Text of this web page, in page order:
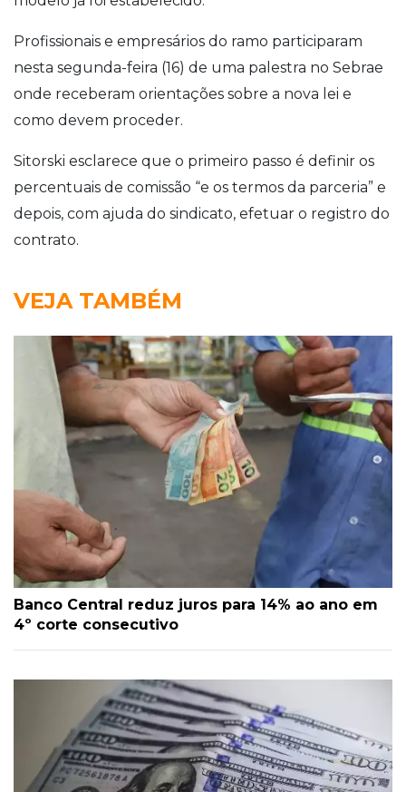
Profissionais e empresários do ramo participaram
nesta segunda-feira (16) de uma palestra no Sebrae
onde receberam orientações sobre a nova lei e
como devem proceder.
Sitorski esclarece que o primeiro passo é definir os
percentuais de comissão “e os termos da parceria” e
depois, com ajuda do sindicato, efetuar o registro do
contrato.
VEJA TAMBÉM
Banco Central reduz juros para 14% ao ano em
4º corte consecutivo